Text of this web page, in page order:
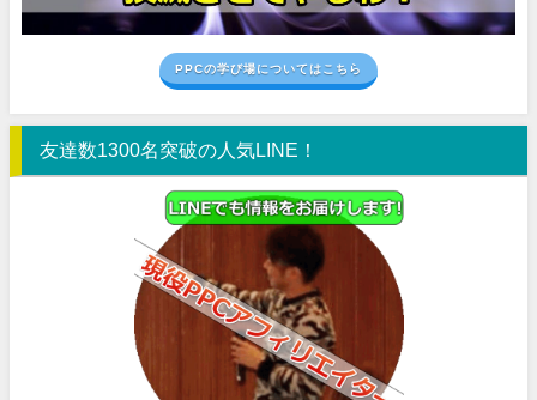
PPCの学び場についてはこちら
友達数1300名突破の人気LINE！